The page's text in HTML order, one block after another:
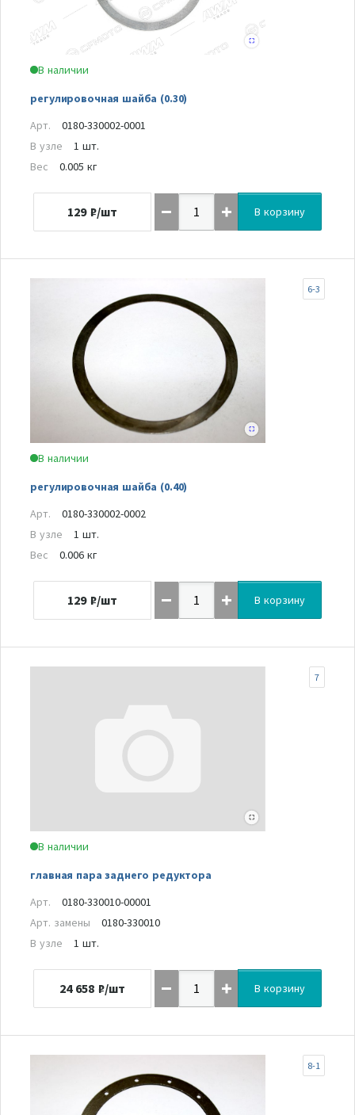
В наличии
регулировочная шайба (0.30)
Арт.
0180-330002-0001
В узле
1 шт.
Вес
0.005 кг
129 ₽/шт В корзину
В наличии
регулировочная шайба (0.40)
6-3
Арт.
0180-330002-0002
В узле
1 шт.
Вес
0.006 кг
129 ₽/шт В корзину
В наличии
главная пара заднего редуктора
7
Арт.
0180-330010-00001
Арт. замены
0180-330010
В узле
1 шт.
24 658 ₽/шт В корзину
8-1